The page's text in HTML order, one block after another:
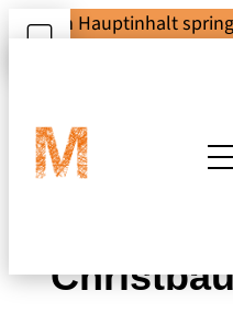
Zum Hauptinhalt